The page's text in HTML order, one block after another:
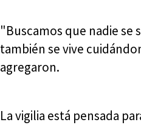
"Buscamos que nadie se
también se vive
agregaron.
La vigilia está pensada